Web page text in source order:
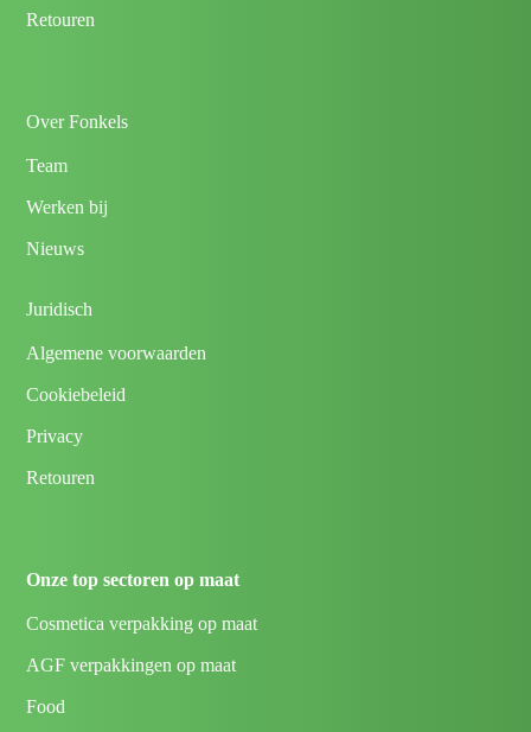
Retouren
Over Fonkels
Team
Werken bij
Nieuws
Juridisch
Algemene voorwaarden
Cookiebeleid
Privacy
Retouren
Onze top sectoren op maat
Cosmetica verpakking op maat
AGF verpakkingen op maat
Food